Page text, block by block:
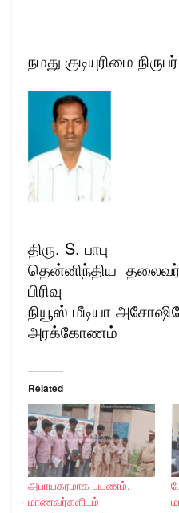
நமது குடியுரிமை நிருபர்
திரு. S. பாபு
தென்னிந்திய தலைவர்
பிரிவு
நியூஸ் மீடியா
அரக்கோணம்
Related
அபாயகரமாக பயணம்,
மாணவர்களிடம்